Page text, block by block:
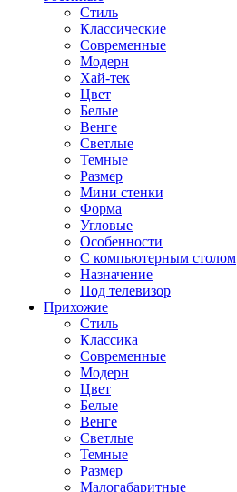
Стиль
Классические
Современные
Модерн
Хай-тек
Цвет
Белые
Венге
Светлые
Темные
Размер
Мини стенки
Форма
Угловые
Особенности
С компьютерным столом
Назначение
Под телевизор
Прихожие
Стиль
Классика
Современные
Модерн
Цвет
Белые
Венге
Светлые
Темные
Размер
Малогабаритные